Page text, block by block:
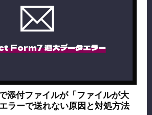
Form7 過大データエラー
添付ファイルが「ファイルが大
ラーで送れない原因と対処方法